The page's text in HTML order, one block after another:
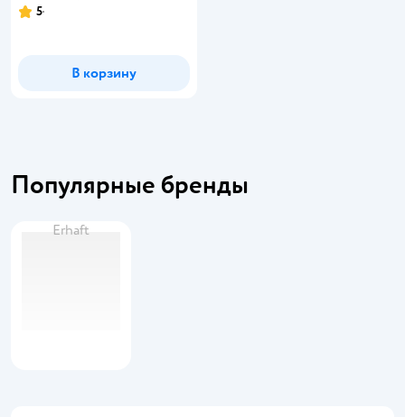
5
В корзину
Популярные бренды
Erhaft